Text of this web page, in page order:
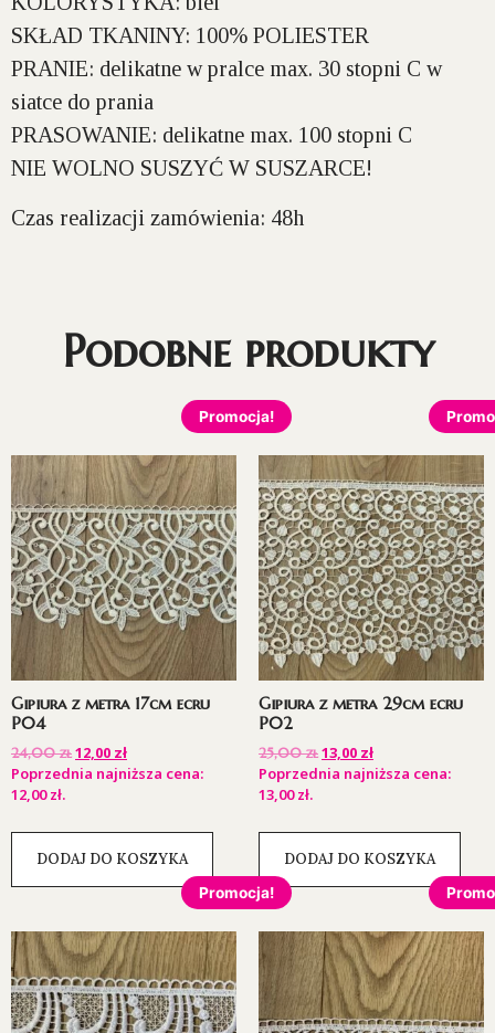
SKŁAD TKANINY: 100% POLIESTER
PRANIE: delikatne w pralce max. 30 stopni C w
siatce do prania
PRASOWANIE: delikatne max. 100 stopni C
NIE WOLNO SUSZYĆ W SUSZARCE!
Czas realizacji zamówienia: 48h
Podobne produkty
Promocja!
Gipiura z metra 17cm ecru
P04
24,00zł12,00 zł
Poprzednia najniższa cena:
12,00zł.
DODAJ DO KOSZYKA
Gipiura z metra 29cm ecru
P02
25,00zł13,00 zł
Poprzednia najniższa cena:
13,00zł.
DODAJ DO KOSZYKA
Promocja!